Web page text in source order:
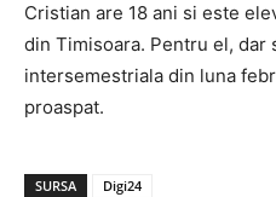
Cristian are 18 ani si este
din Timisoara. Pentru el, dar
intersemestriala din luna
proaspat.
SURSA Digi24